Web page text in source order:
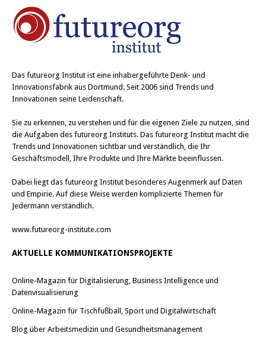
Das futureorg Institut ist eine inhabergeführte Denk- und
Innovationsfabrik aus Dortmund. Seit 2006 sind Trends und
Innovationen seine Leidenschaft.
Sie zu erkennen, zu verstehen und für die eigenen Ziele zu nutzen, sind
die Aufgaben des futureorg Instituts. Das futureorg Institut macht die
Trends und Innovationen sichtbar und verständlich, die Ihr
Geschäftsmodell, Ihre Produkte und Ihre Märkte beeinflussen.
Dabei liegt das futureorg Institut besonderes Augenmerk auf Daten
und Empirie. Auf diese Weise werden komplizierte Themen für
Jedermann verständlich.
www.futureorg-institute.com
AKTUELLE KOMMUNIKATIONSPROJEKTE
Online-Magazin für Digitalisierung, Business Intelligence und
Datenvisualisierung
Online-Magazin für Tischfußball, Sport und Digitalwirtschaft
Blog über Arbeitsmedizin und Gesundheitsmanagement